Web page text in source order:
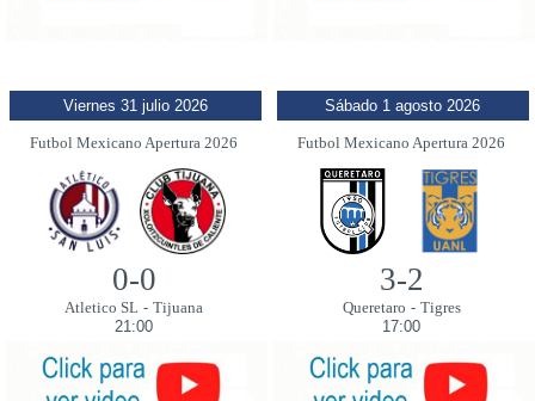
Viernes 31 julio 2026
Futbol Mexicano Apertura 2026
0-0
Atletico SL - Tijuana
21:00
Sábado 1 agosto 2026
Futbol Mexicano Apertura 2026
3-2
Queretaro - Tigres
17:00